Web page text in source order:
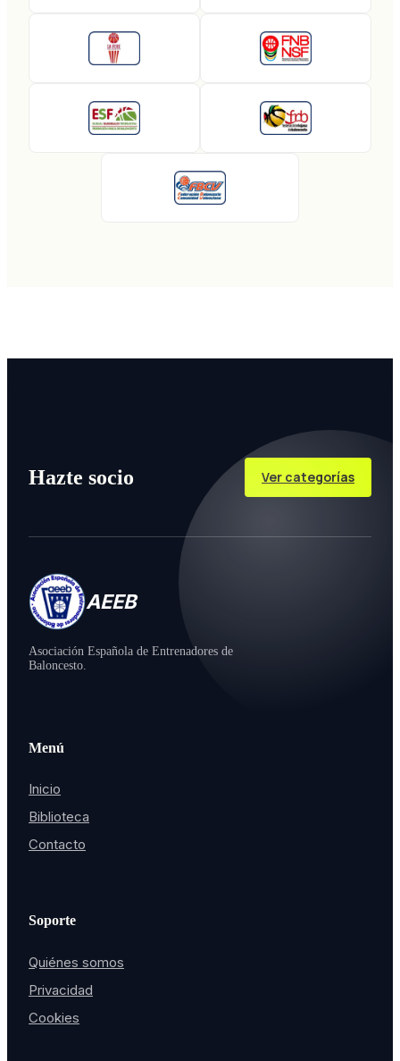
Hazte socio Ver categorías
AEEB
Asociación Española de Entrenadores de
Baloncesto.
Menú
Inicio
Biblioteca
Contacto
Soporte
Quiénes somos
Privacidad
Cookies